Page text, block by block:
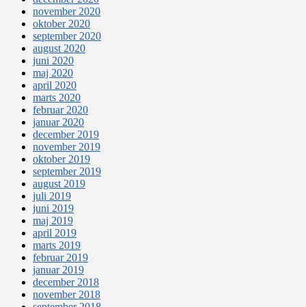
november 2020
oktober 2020
september 2020
august 2020
juni 2020
maj 2020
april 2020
marts 2020
februar 2020
januar 2020
december 2019
november 2019
oktober 2019
september 2019
august 2019
juli 2019
juni 2019
maj 2019
april 2019
marts 2019
februar 2019
januar 2019
december 2018
november 2018